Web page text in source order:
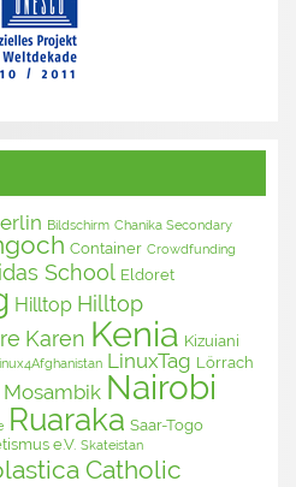
Bildschirm Chanika Secondary
Container Crowdfunding
School Eldoret
Hilltop Hilltop
Karen Kenia Kizuiani
LinuxTag Lörrach
Mosambik Nairobi
Ruaraka Saar-Togo
e.V. Skateistan
Catholic